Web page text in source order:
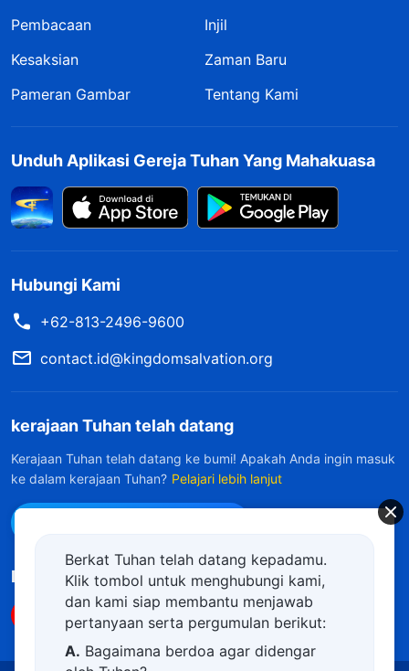
Pembacaan
Injil
Kesaksian
Zaman Baru
Pameran Gambar
Tentang Kami
Unduh Aplikasi Gereja Tuhan Yang Mahakuasa
Hubungi Kami
+62-813-2496-9600
contact.id@kingdomsalvation.org
kerajaan Tuhan telah datang
Kerajaan Tuhan telah datang ke bumi! Apakah Anda ingin masuk
ke dalam kerajaan Tuhan? Pelajari lebih lanjut
Ikuti Kami
Berkat Tuhan telah datang kepadamu.
Klik tombol untuk menghubungi kami,
dan kami siap membantu menjawab
pertanyaan serta pergumulan berikut:
A. Bagaimana berdoa agar didengar